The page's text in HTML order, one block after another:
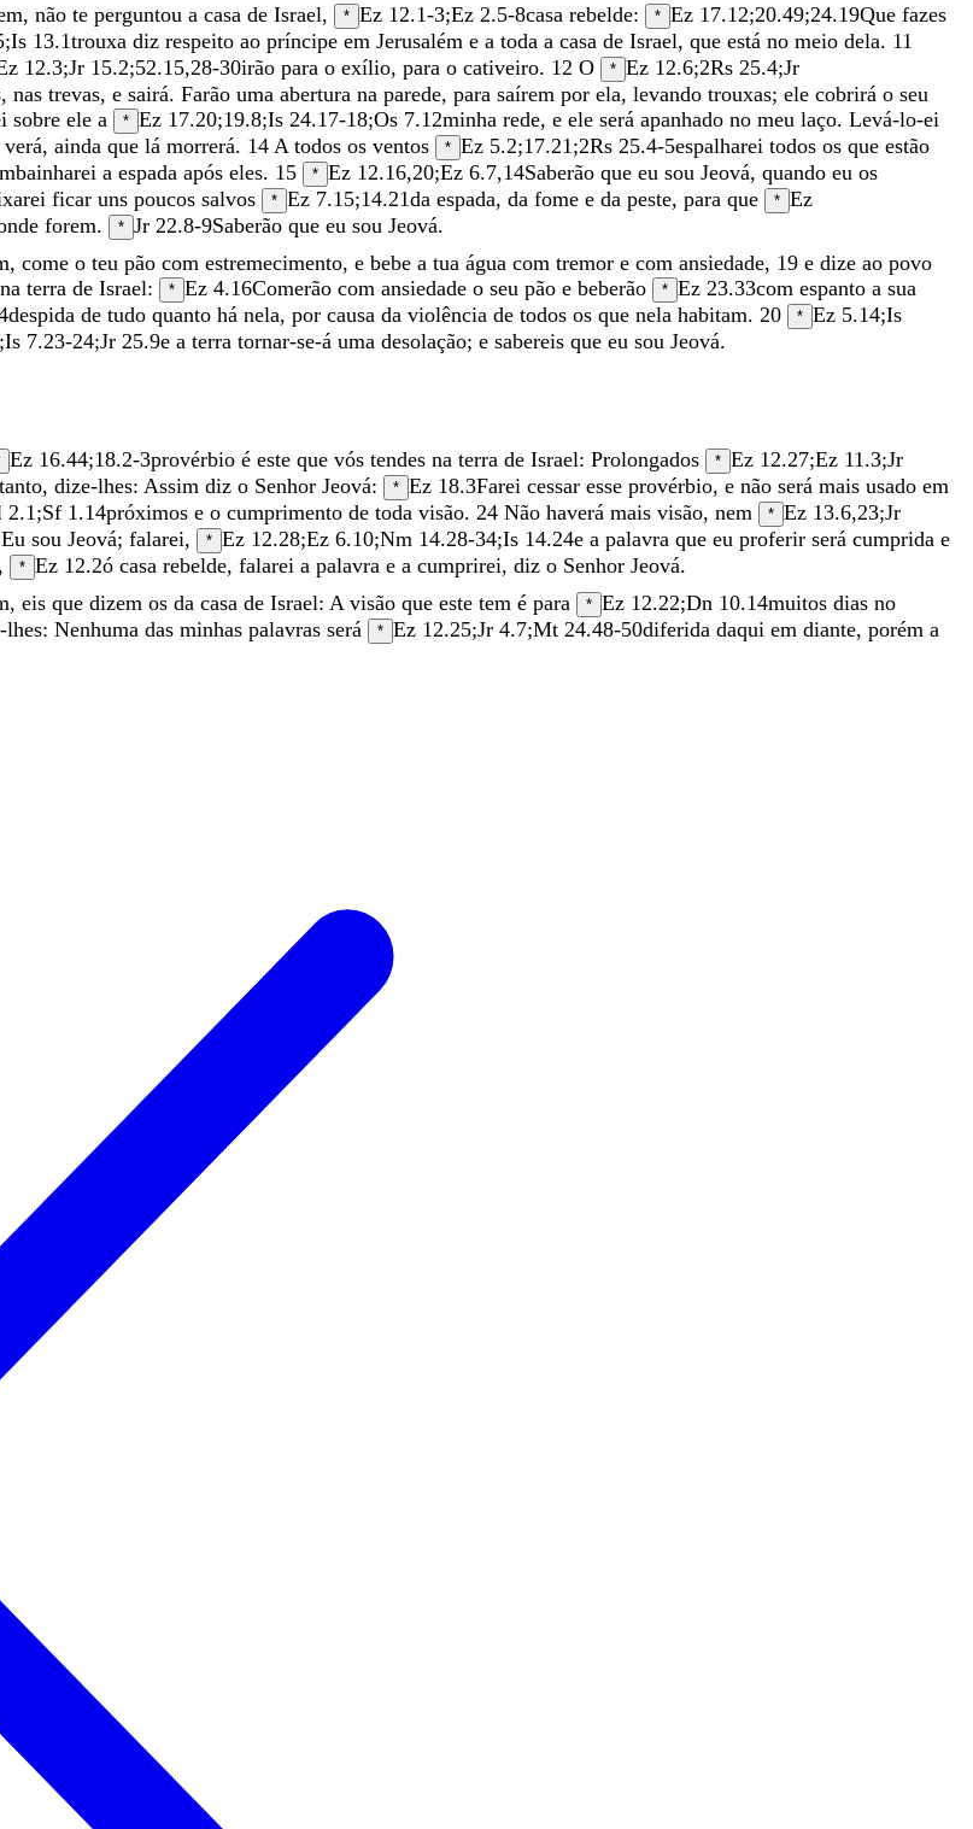
, não te perguntou a casa de Israel, * Ez 12.1-3;Ez 2.5-8casa rebelde: * Ez 17.12;20.49;24.19Que fazes
;Is 13.1trouxa diz respeito ao príncipe em Jerusalém e a toda a casa de Israel, que está no meio dela. 11
12.3;Jr 15.2;52.15,28-30irão para o exílio, para o cativeiro. 12 O * Ez 12.6;2Rs 25.4;Jr
, nas trevas, e sairá. Farão uma abertura na parede, para saírem por ela, levando trouxas; ele cobrirá o seu
sobre ele a * Ez 17.20;19.8;Is 24.17-18;Os 7.12minha rede, e ele será apanhado no meu laço. Levá-lo-ei
verá, ainda que lá morrerá. 14 A todos os ventos * Ez 5.2;17.21 ;2Rs 25.4-5espalharei todos os que estão
a espada após eles. 15 * Ez 12.16,20;Ez 6.7,14Saberão que eu sou Jeová, quando eu os
ficar uns poucos salvos * Ez 7.15;14.21da espada, da fome e da peste, para que * Ez
forem. * Jr 22.8-9Saberão que eu sou Jeová.
, come o teu pão com estremecimento, e bebe a tua água com tremor e com ansiedade, 19 e dize ao povo
na terra de Israel: * Ez 4.16Comerão com ansiedade o seu pão e beberão * Ez 23.33com espanto a sua
despida de tudo quanto há nela, por causa da violência de todos os que nela habitam. 20 * Ez 5.14;Is
;Is 7.23-24;Jr 25.9e a terra tornar-se-á uma desolação; e sabereis que eu sou Jeová.
Ez 16.44;18.2-3provérbio é este que vós tendes na terra de Israel: Prolongados * Ez 12.27;Ez 11.3;Jr
, dize-lhes: Assim diz o Senhor Jeová: * Ez 18.3Farei cessar esse provérbio, e não será mais usado em
2.1 ;Sf 1.14próximos e o cumprimento de toda visão. 24 Não haverá mais visão, nem * Ez 13.6,23;Jr
Eu sou Jeová; falarei, * Ez 12.28;Ez 6.10;Nm 14.28-34;Is 14.24e a palavra que eu proferir será cumprida e
, * Ez 12.2ó casa rebelde, falarei a palavra e a cumprirei, diz o Senhor Jeová.
, eis que dizem os da casa de Israel: A visão que este tem é para * Ez 12.22;Dn 10.14muitos dias no
lhes: Nenhuma das minhas palavras será * Ez 12.25;Jr 4.7;Mt 24.48-50diferida daqui em diante, porém a